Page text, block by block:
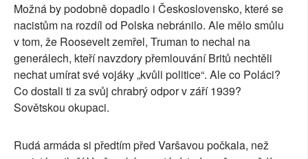
Možná by podobně dopadlo i Československo, které se
nacistům na rozdíl od Polska nebránilo. Ale mělo smůlu
v tom, že Roosevelt zemřel, Truman to nechal na
generálech, kteří navzdory přemlouvání Britů nechtěli
nechat umírat své vojáky „kvůli politice“. Ale co Poláci?
Co dostali ti za svůj chrabrý odpor v září 1939?
Sovětskou okupaci.
Rudá armáda si předtím před Varšavou počkala, než